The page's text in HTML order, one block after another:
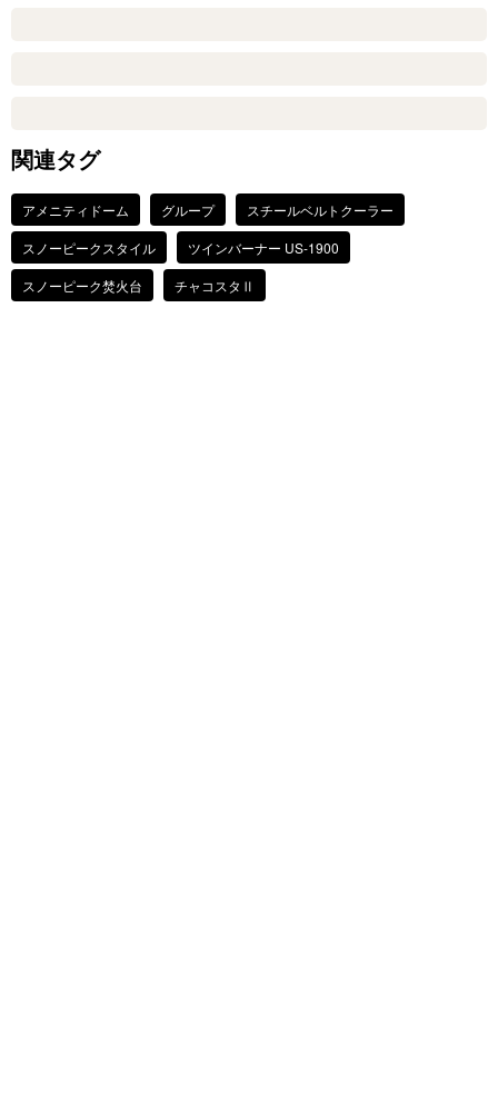
関連タグ
アメニティドーム グループ
スチールベルトクーラー
スノーピークスタイル
ツインバーナー US-1900
スノーピーク焚火台
チャコスタⅡ